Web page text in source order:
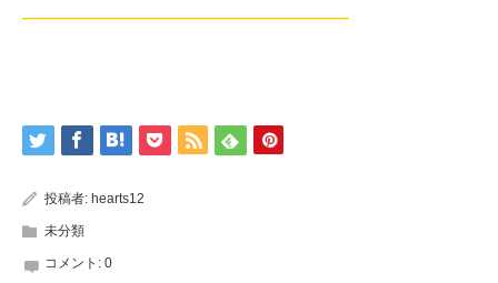
—————————————————————
投稿者: hearts12
未分類
コメント: 0